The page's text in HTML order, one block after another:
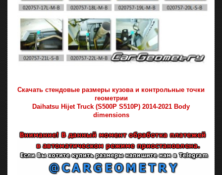
Скачать стендовые размеры кузова и контрольные точки
геометрии
Daihatsu Hijet Truck (S500P S510P) 2014-2021 Body
dimensions